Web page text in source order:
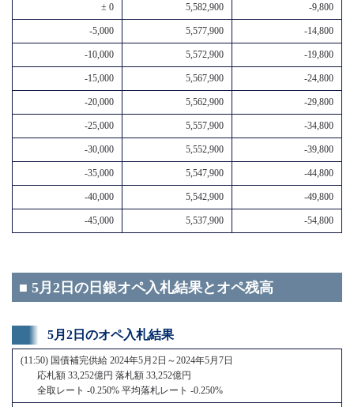
± 0 5,582,900 -9,800
-5,000 5,577,900 -14,800
-10,000 5,572,900 -19,800
-15,000 5,567,900 -24,800
-20,000 5,562,900 -29,800
-25,000 5,557,900 -34,800
-30,000 5,552,900 -39,800
-35,000 5,547,900 -44,800
-40,000 5,542,900 -49,800
-45,000 5,537,900 -54,800
■ 5月2日の日銀オペ入札結果とオペ残高
5月2日のオペ入札結果
(11:50) 国債補完供給 2024年5月2日～2024年5月7日
応札額 33,252億円 落札額 33,252億円
全取レート -0.250% 平均落札レート -0.250%